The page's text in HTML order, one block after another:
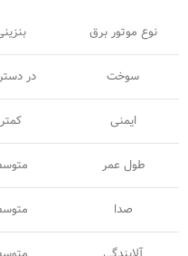
نوع موتور برق
سوخت در
ایمنی کمتر
طول عمر
صدا